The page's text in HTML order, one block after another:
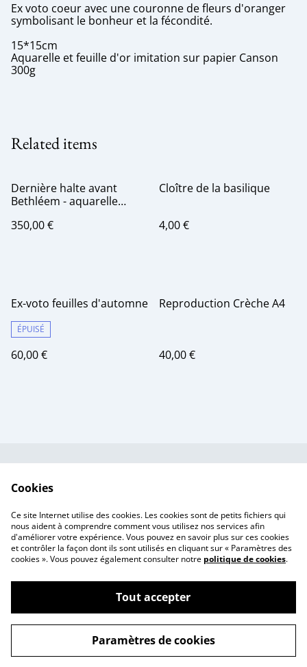
Ex voto coeur avec une couronne de fleurs d'oranger
symbolisant le bonheur et la fécondité.
15*15cm
Aquarelle et feuille d'or imitation sur papier Canson
300g
Related items
Dernière halte avant
Bethléem - aquarelle
350,00 €
Cloître de la basilique
4,00 €
Ex-voto feuilles d'automne
ÉPUISÉ
60,00 €
Reproduction Crèche A4
40,00 €
confidentialité
Tarif des frais de port
©2026Ma Za Si ~ Ex-voto fleuris
powered by
Cookies
Ce site Internet utilise des cookies. Les cookies sont de petits fichiers qui
nous aident à comprendre comment vous utilisez nos services afin
d'améliorer votre expérience. Vous pouvez en savoir plus sur ces cookies
et contrôler la façon dont ils sont utilisés en cliquant sur « Paramètres des
cookies ». Vous pouvez également consulter notre politique de cookies.
Tout accepter
Paramètres de cookies